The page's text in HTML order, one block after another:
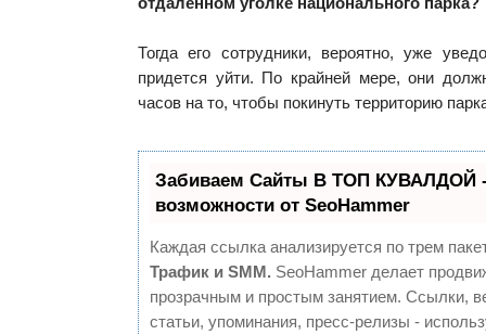
Тогда его сотрудники, вероятно, уже
придется уйти. По крайней мере, они
часов на то, чтобы покинуть территорию
Забиваем Сайты В ТОП КУВАЛДОЙ
возможности от SeoHammer
Каждая ссылка анализируется по трем
Трафик и SMM. SeoHammer делает
прозрачным и простым занятием. Ссылки,
статьи, упоминания, пресс-релизы -